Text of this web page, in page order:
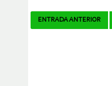
Navegador
ENTRADA ANTERIOR